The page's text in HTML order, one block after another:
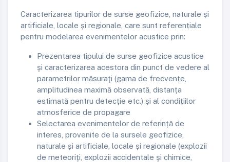
Caracterizarea tipurilor de surse geofizice, naturale și
artificiale, locale și regionale, care sunt referențiale
pentru modelarea evenimentelor acustice prin:
Prezentarea tipului de surse geofizice acustice
şi caracterizarea acestora din punct de vedere al
parametrilor măsuraţi (gama de frecvențe,
amplitudinea maximă observată, distanța
estimată pentru detecție etc.) şi al condițiilor
atmosferice de propagare
Selectarea evenimentelor de referință de
interes, provenite de la sursele geofizice,
naturale și artificiale, locale și regionale (explozii
de meteoriţi, explozii accidentale şi chimice,